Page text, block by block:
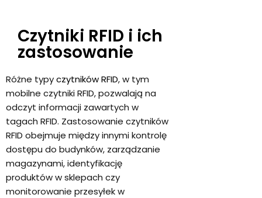
Czytniki RFID i ich
zastosowanie
Różne typyczytników RFID, w tym
mobilne czytniki RFID, pozwalają na
odczyt informacji zawartych w
tagach RFID. Zastosowanie czytników
RFID obejmuje między innymi kontrolę
dostępu do budynków, zarządzanie
magazynami, identyfikację
produktów w sklepach czy
monitorowanie przesyłek w